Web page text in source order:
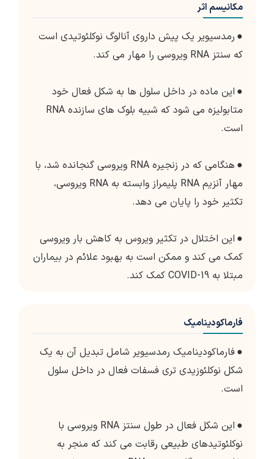
مکانیسم اثر
● رمدسیویر یک پیش داروی آنالوگ نوکلئوتیدی است
که سنتز RNA ویروسی را مهار می کند.
● این ماده در داخل سلول ها به شکل فعال خود
متابولیزه می شود که شبیه بلوک های سازنده RNA
است.
●
هنگامی که در زنجیره RNA ویروسی گنجانده شد، با
مهار آنزیم RNA پلیمراز وابسته به RNA ویروسی،
تکثیر خود را پایان می دهد.
● این اختلال در تکثیر ویروس به کاهش بار ویروسی
کمک می کند و ممکن است به بهبود علائم در بیماران
مبتلا به COVID-19 کمک کند.
فارماکودینامیک
●فارماکودینامیک رمدسیویر شامل تبدیل آن به یک
شکل نوکلئوزیدی تری فسفات فعال در داخل سلول
است.
●
این شکل فعال در طول سنتز RNA ویروسی با
نوکلئوتیدهای طبیعی رقابت می کند که منجر به